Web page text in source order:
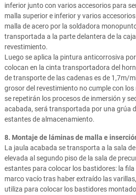
inferior junto con varios accesorios para
malla superior e inferior y varios
malla de acero por la soldadora
transportada a la parte delantera de la caja
revestimiento.
Luego se aplica la pintura anticorrosiva
colocan en la cinta transportadora del
de transporte de las cadenas es de 1,7m/
grosor del revestimiento no cumple con
se repetirán los procesos de inmersión y
acabada, será transportada por una grúa
estantes de almacenamiento.
8. Montaje de láminas de malla e
La jaula acabada se transporta a la sala
elevada al segundo piso de la sala de
estantes para colocar los bastidores: la fila
marco vacío tras haber extraído las
utiliza para colocar los bastidores